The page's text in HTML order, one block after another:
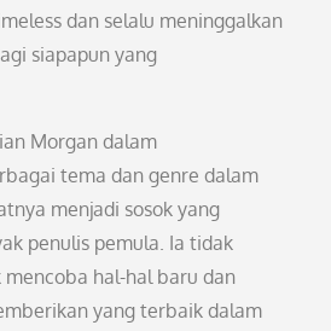
dan selalu meninggalkan
siapapun yang
Morgan dalam
tema dan genre dalam
menjadi sosok yang
penulis pemula. Ia tidak
hal-hal baru dan
yang terbaik dalam